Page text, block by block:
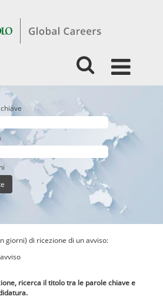
giorni) di ricezione di un avviso:
ricerca il titolo tra le parole chiave e